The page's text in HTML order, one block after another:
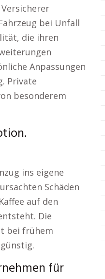
bei Unfall
die ihren
Anpassungen
Private
besonderem
ins eigene
Schäden
auf den
Die
bei frühem
für